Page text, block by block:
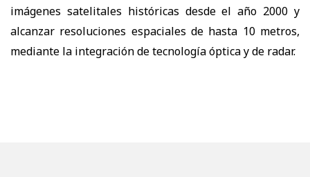
imágenes satelitales históricas desde el año 2000 y
alcanzar resoluciones espaciales de hasta 10 metros,
mediante la integración de tecnología óptica y de radar.